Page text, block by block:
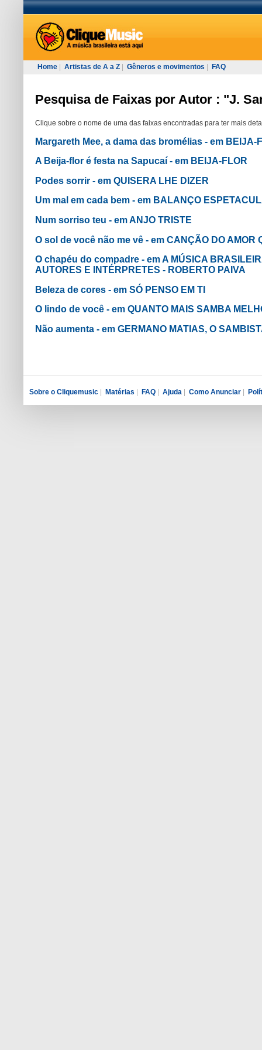
Home Artistas de A a Z Gêneros e movimentos FAQ
Pesquisa de Faixas por Autor : "J.
Clique sobre o nome de uma das faixas encontradas para ter mais
Margareth Mee, a dama das bromélias - em BEIJA-
A Beija-flor é festa na Sapucaí - em BEIJA-FLOR
Podes sorrir - em QUISERA LHE DIZER
Um mal em cada bem - em BALANÇO
Num sorriso teu - em ANJO TRISTE
O sol de você não me vê - em CANÇÃO DO AMOR
O chapéu do compadre - em A MÚSICA
AUTORES E INTÉRPRETES - ROBERTO PAIVA
Beleza de cores - em SÓ PENSO EM TI
O lindo de você - em QUANTO MAIS SAMBA
Não aumenta - em GERMANO MATIAS, O
Sobre o Cliquemusic Matérias FAQ Ajuda Como Anunciar